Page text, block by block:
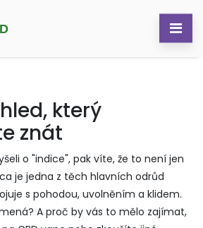
který
znát
o "indice", pak víte, že to není jen
je jedna z těch hlavních odrůd
s pohodou, uvolněním a klidem.
A proč by vás to mělo zajímat,